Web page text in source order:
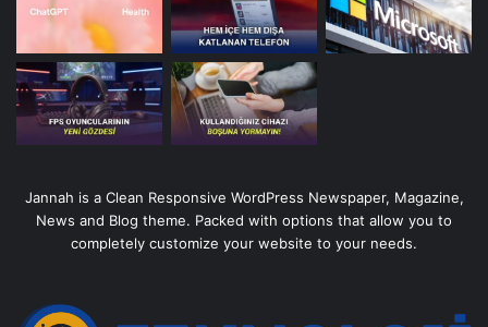
Jannah is a Clean Responsive WordPress Newspaper, Magazine,
News and Blog theme. Packed with options that allow you to
completely customize your website to your needs.